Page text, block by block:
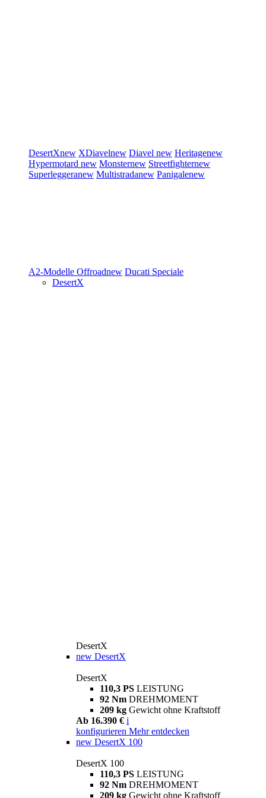
DesertXnew XDiavelnew Diavel new Heritagenew
Hypermotard new Monsternew Streetfighternew
Superleggeranew Multistradanew Panigalenew
A2-Modelle Offroadnew Ducati Speciale
DesertX
DesertX
new DesertX
DesertX
110,3 PS LEISTUNG
92 Nm DREHMOMENT
209 kg Gewicht ohne Kraftstoff
Ab 16.390 € i
konfigurieren Mehr entdecken
new DesertX 100
DesertX 100
110,3 PS LEISTUNG
92 Nm DREHMOMENT
209 kg Gewicht ohne Kraftstoff